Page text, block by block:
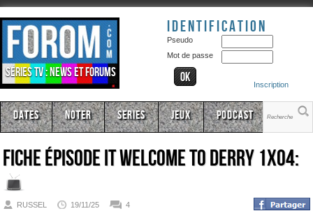
Séries TV : news et forums
Identification
Pseudo
Mot de passe
Inscription
Dates Noter Series Jeux Podcast
Fiche épisodeIt Welcome to Derry 1x04:
RUSSEL 19/11/25 4